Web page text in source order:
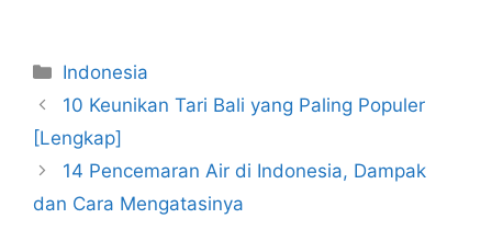
Categories
Indonesia
10 Keunikan Tari Bali yang Paling Populer
[Lengkap]
14 Pencemaran Air di Indonesia, Dampak
dan Cara Mengatasinya